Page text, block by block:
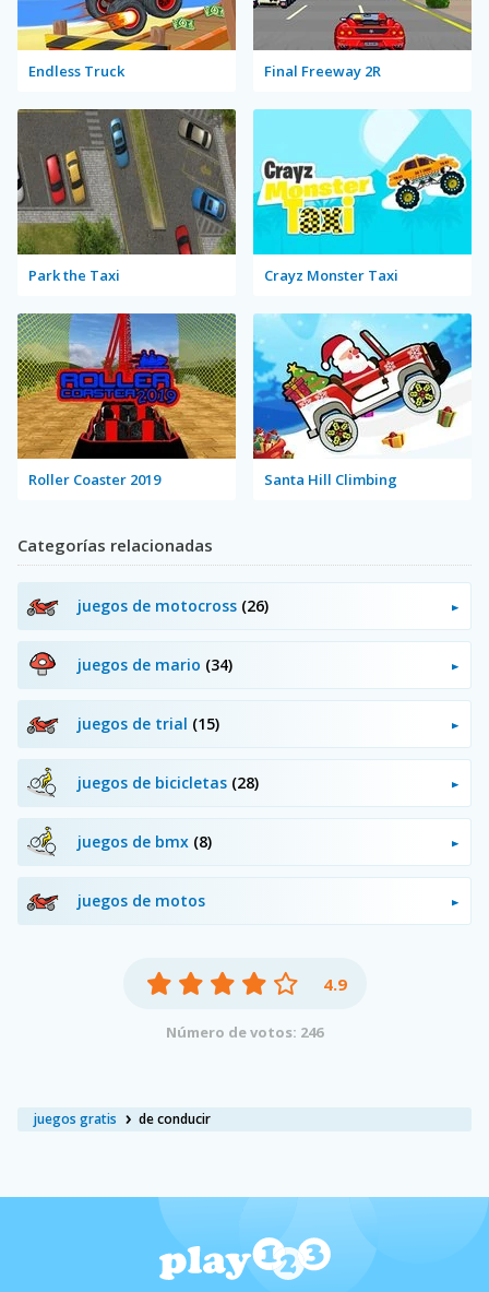
juegos gratis de conducir
Endless Truck Final Freeway 2R
Park the Taxi Crayz Monster Taxi
Roller Coaster 2019 Santa Hill Climbing
Categorías relacionadas
juegos de motocross (26)
juegos de mario (34)
juegos de trial (15)
juegos de bicicletas (28)
juegos de bmx (8)
juegos de motos
4.9
Número de votos: 246